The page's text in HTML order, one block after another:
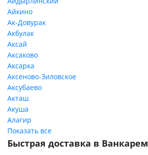
Айкино
Ак-Довурак
Акбулак
Аксай
Аксаково
Аксарка
Аксеново-Зиловское
Аксубаево
Акташ
Акуша
Алагир
Показать все
Быстрая доставка в Ванкарем